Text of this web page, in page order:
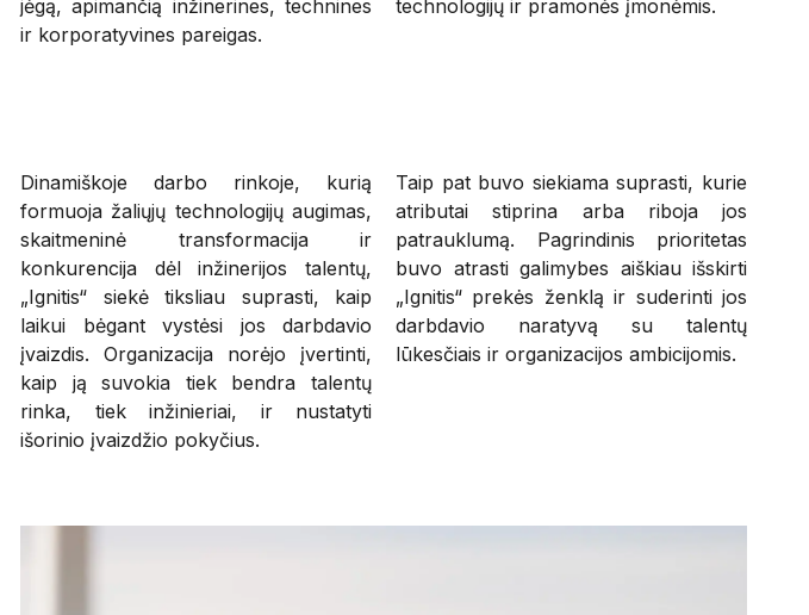
jėgą, apimančią inžinerines, technines
ir korporatyvines pareigas.
technologijų ir pramonės įmonėmis.
Dinamiškoje darbo rinkoje, kurią
formuoja žaliųjų technologijų augimas,
skaitmeninė transformacija ir
konkurencija dėl inžinerijos talentų,
„Ignitis“ siekė tiksliau suprasti, kaip
laikui bėgant vystėsi jos darbdavio
įvaizdis. Organizacija norėjo įvertinti,
kaip ją suvokia tiek bendra talentų
rinka, tiek inžinieriai, ir nustatyti
išorinio įvaizdžio pokyčius.
Taip pat buvo siekiama suprasti, kurie
atributai stiprina arba riboja jos
patrauklumą. Pagrindinis prioritetas
buvo atrasti galimybes aiškiau išskirti
„Ignitis“ prekės ženklą ir suderinti jos
darbdavio naratyvą su talentų
lūkesčiais ir organizacijos ambicijomis.